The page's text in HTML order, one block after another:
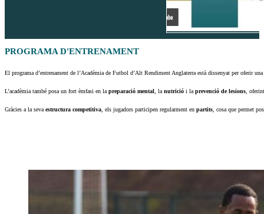
PROGRAMA D'ENTRENAMENT
El programa d’entrenament de l’Acadèmia de Futbol d’Alt Rendiment Anglaterra està dissenyat per oferir una
L’acadèmia també posa un fort èmfasi en la preparació mental , la nutrició i la prevenció de lesions ,
Gràcies a la seva estructura competitiva , els jugadors participen regularment en partits , cosa que permet